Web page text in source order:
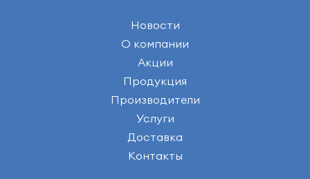
Новости
О компании
Акции
Продукция
Производители
Услуги
Доставка
Контакты